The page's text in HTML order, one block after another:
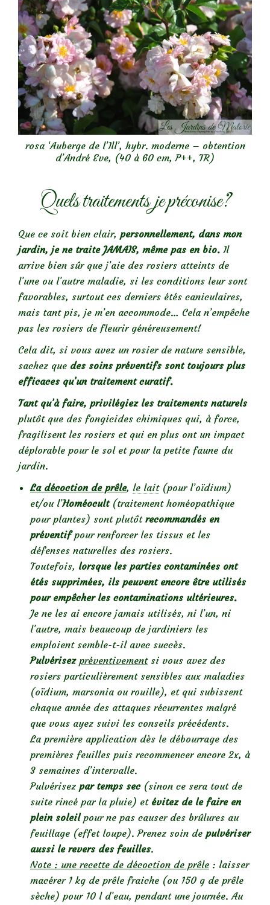
rosa ‘Auberge de l’Ill’, hybr. moderne – obtention
d’André Eve, (40 à 60 cm, P++, TR)
Quels traitements je préconise?
Que ce soit bien clair, personnellement, dans mon
jardin, je ne traite JAMAIS, même pas en bio. Il
arrive bien sûr que j’aie des rosiers atteints de
l’une ou l’autre maladie, si les conditions leur sont
favorables, surtout ces derniers étés caniculaires,
mais tant pis, je m’en accommode… Cela n’empêche
pas les rosiers de fleurir généreusement!
Cela dit, si vous avez un rosier de nature sensible,
sachez que des soins préventifs sont toujours plus
efficaces qu’un traitement curatif.
Tant qu’à faire, privilégiez les traitements naturels
plutôt que des fongicides chimiques qui, à force,
fragilisent les rosiers et qui en plus ont un impact
déplorable pour le sol et pour la petite faune du
jardin.
La décoction de prêle, le lait(pour l’oïdium)
et/ou l’Homéocult(traitement homéopathique
pour plantes) sont plutôt recommandés en
préventifpour renforcer les tissus et les
défenses naturelles des rosiers.
Toutefois, lorsque les parties contaminées ont
étés supprimées, ils peuvent encore être utilisés
pour empêcher les contaminations ultérieures.
Je ne les ai encore jamais utilisés, ni l’un, ni
l’autre, mais beaucoup de jardiniers les
emploient semble-t-il avec succès.
Pulvérisez préventivement si vous avez des
rosiers particulièrement sensibles aux maladies
(oïdium, marsonia ou rouille), et qui subissent
chaque année des attaques récurrentes malgré
que vous ayez suivi les conseils précédents.
La première application dès le débourrage des
premières feuilles puis recommencer encore 2x, à
3 semaines d’intervalle.
Pulvérisez par temps sec(sinon ce sera tout de
suite rincé par la pluie) et évitez de le faire en
plein soleilpour ne pas causer des brûlures au
feuillage (effet loupe). Prenez soin de pulvériser
aussi le revers des feuilles.
Note : une recette de décoction de prêle : laisser
macérer 1 kg de prêle fraiche (ou 150 g de prêle
sèche) pour 10 l d’eau, pendant une journée. Au